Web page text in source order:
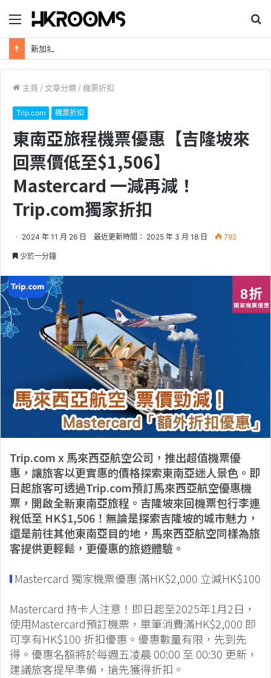
目
錄
尋
主頁 / 文章分類 / 機票折扣
Trip.com 機票折扣
東南亞旅程機票優惠【吉隆坡來
回票價低至$1,506】
Mastercard 一減再減！
Trip.com獨家折扣
2024 年 11 月 26 日 最近更新時間： 2025 年 3 月 18 日 792
少於一分鐘
Trip.com x 馬來西亞航空公司，推出超值機票優
惠，讓旅客以更實惠的價格探索東南亞迷人景色。即
日起旅客可透過Trip.com預訂馬來西亞航空優惠機
票，開啟全新東南亞旅程。吉隆坡來回機票包行李連
稅低至 HK$1,506！無論是探索吉隆坡的城市魅力，
還是前往其他東南亞目的地，馬來西亞航空同樣為旅
客提供更輕鬆，更優惠的旅遊體驗。
Mastercard 獨家機票優惠 滿HK$2,000 立減HK$100
Mastercard 持卡人注意！即日起至2025年1月2日，
使用Mastercard預訂機票，單筆消費滿HK$2,000 即
可享有HK$100 折扣優惠。優惠數量有限，先到先
得。優惠名額將於每週五凌晨 00:00 至 00:30 更新，
建議旅客提早準備，搶先獲得折扣。